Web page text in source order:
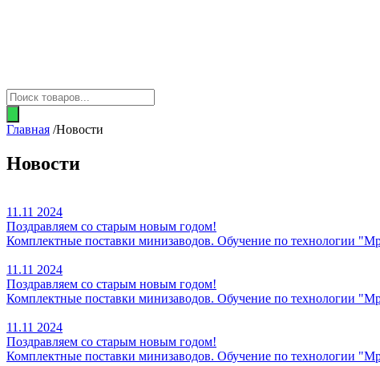
Поиск
товаров
Главная /Новости
Новости
11.11 2024
Поздравляем со старым новым годом!
Комплектные поставки минизаводов. Обучение по технологии
11.11 2024
Поздравляем со старым новым годом!
Комплектные поставки минизаводов. Обучение по технологии
11.11 2024
Поздравляем со старым новым годом!
Комплектные поставки минизаводов. Обучение по технологии